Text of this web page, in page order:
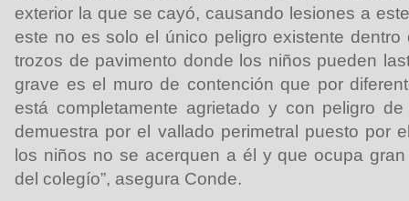
exterior la que se cayó, causando lesiones a
este no es solo el único peligro existente dentro
trozos de pavimento donde los niños pueden
grave es el muro de contención que por
está completamente agrietado y con peligro
demuestra por el vallado perimetral puesto por
los niños no se acerquen a él y que ocupa
del colegío”, asegura Conde.